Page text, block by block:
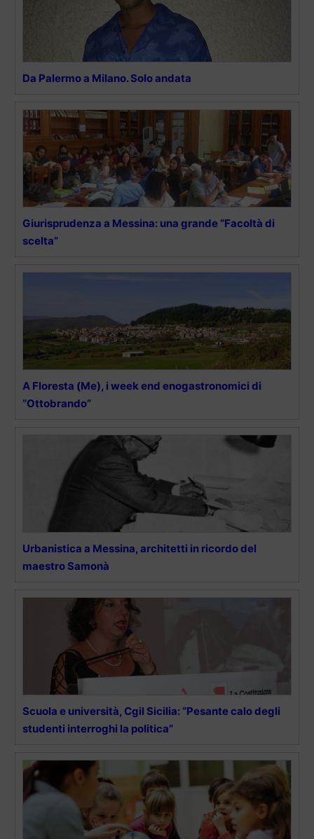
Da Palermo a Milano. Solo andata
Giurisprudenza a Messina: una grande “Facoltà di
scelta”
A Floresta (Me), i week end enogastronomici di
“Ottobrando”
Urbanistica a Messina, architetti in ricordo del
maestro Samonà
Scuola e università, Cgil Sicilia: “Pesante calo degli
studenti interroghi la politica”